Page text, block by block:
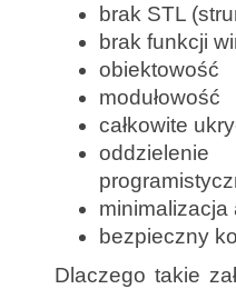
brak STL
brak funkcji
obiektowość
modułowość
całkowite
minimalizacja
bezpieczny
Dlaczego takie